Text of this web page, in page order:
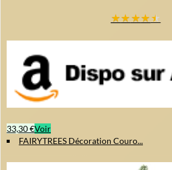
★★★★★
33,30 €Voir
FAIRYTREES Décoration Couro...